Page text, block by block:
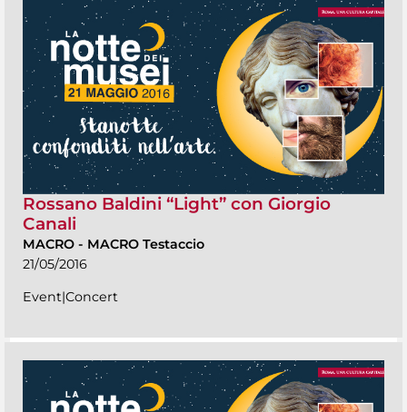
Rossano Baldini “Light” con Giorgio
Canali
MACRO - MACRO Testaccio
21/05/2016
Event|Concert